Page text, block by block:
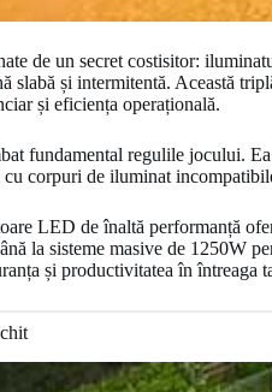
de un secret costisitor:
slabă și intermitentă. Această
și eficiența operațională.
fundamental regulile jocului.
corpuri de iluminat
LED de înaltă performanță
la sisteme masive de 1250W
și productivitatea în